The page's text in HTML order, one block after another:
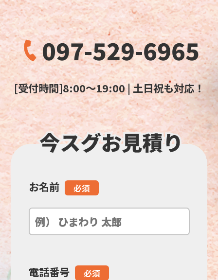
097-529-6965
[受付時間]8:00～19:00 | 土日祝も対応！
こ
の
フ
お名前 必須
電話番号 必須